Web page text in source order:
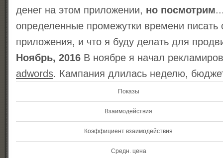
денег на этом приложении, но посмотрим
определенные промежутки времени писать
приложения, и что я буду делать для
Ноябрь, 2016 В ноябре я начал
adwords. Кампания длилась неделю,
Показы
Взаимодействия
Коэффициент взаимодействия
Средн. цена